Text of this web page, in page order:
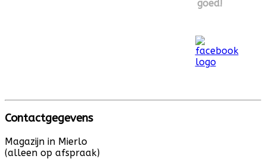
goed!
Contactgegevens
Magazijn in Mierlo
(alleen op afspraak)